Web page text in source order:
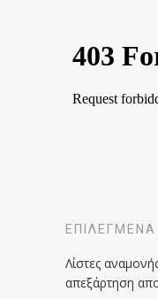
Λίστες
απεξάρτηση